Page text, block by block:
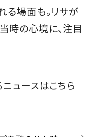
る場面も。リサが
時の心境に、注目
ニュースはこちら